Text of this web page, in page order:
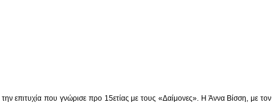
επιτυχία που γνώρισε προ 15ετίας με τους «Δαίμονες». Η Άννα Βίσση, με τον